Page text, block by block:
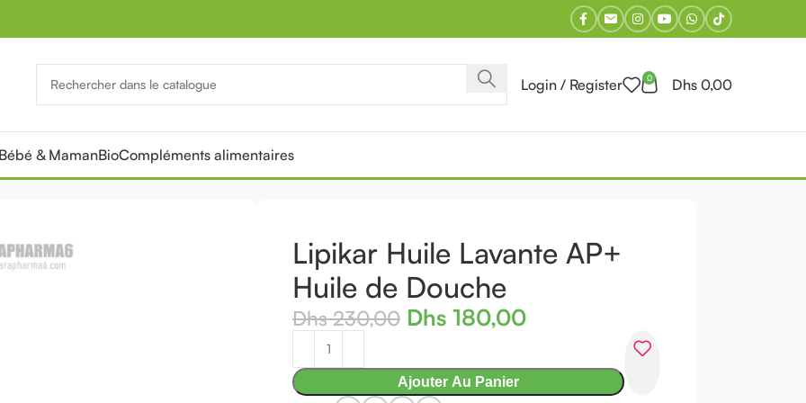
Login / Register 0 Dhs0,00
Bébé & MamanBioCompléments alimentaires
Lipikar Huile Lavante AP+
Huile de Douche
Dhs230,00 Dhs 180,00
Ajouter Au Panier